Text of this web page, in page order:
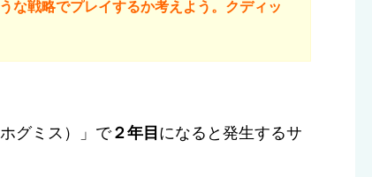
な戦略でプレイするか考えよう。クディッ
グミス）」で２年目 になると発生するサ